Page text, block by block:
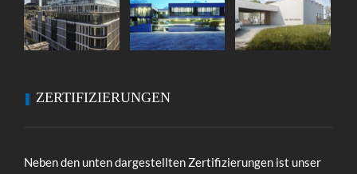
ZERTIFIZIERUNGEN
Neben den unten dargestellten Zertifizierungen ist unser